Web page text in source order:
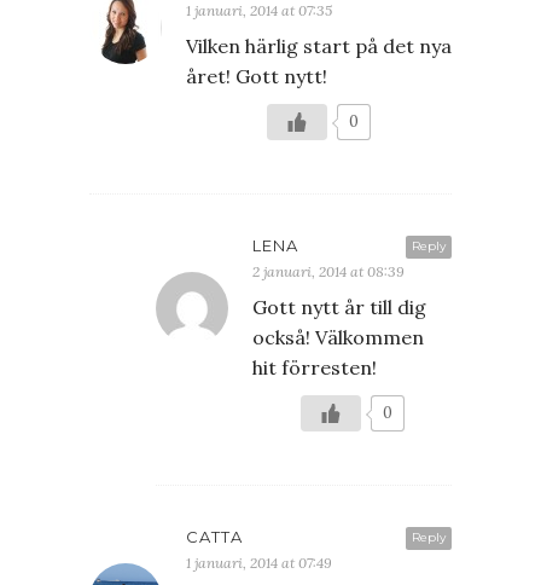
1 januari, 2014 at 07:35
Vilken härlig start på det nya
året! Gott nytt!
0
Reply
LENA
2 januari, 2014 at 08:39
Gott nytt år till dig
också! Välkommen
hit förresten!
0
Reply
CATTA
1 januari, 2014 at 07:49